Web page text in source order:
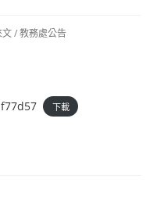
文/教務處公告
下載